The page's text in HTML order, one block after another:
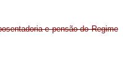
e pensão do Regime